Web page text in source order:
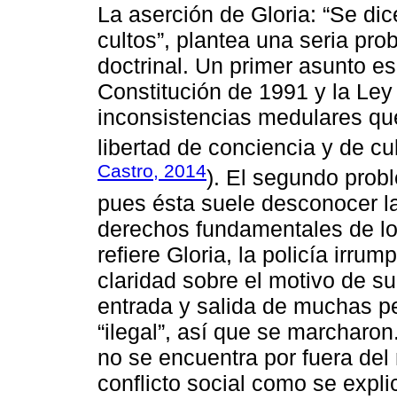
La aserción de Gloria: “Se
cultos”, plantea una seria
doctrinal. Un primer asunto
Constitución de 1991 y la
inconsistencias medulares
libertad de conciencia y de
Castro, 2014). El segundo
pues ésta suele desconocer
derechos fundamentales de
refiere Gloria, la policía
claridad sobre el motivo de
entrada y salida de muchas
“ilegal”, así que se
no se encuentra por fuera
conflicto social como se